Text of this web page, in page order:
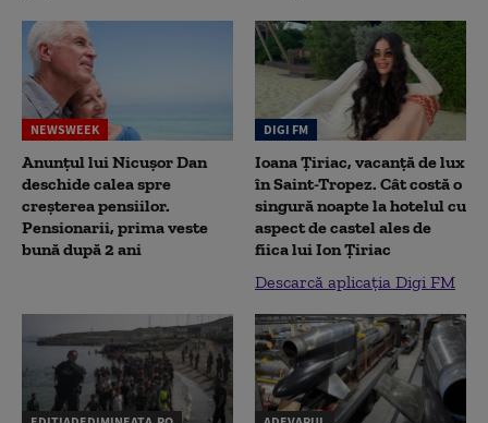
NEWSWEEK
Anunțul lui Nicușor Dan
deschide calea spre
creșterea pensiilor.
Pensionarii, prima veste
bună după 2 ani
DIGI FM
Ioana Țiriac, vacanță de lux
în Saint-Tropez. Cât costă o
singură noapte la hotelul cu
aspect de castel ales de
fiica lui Ion Țiriac
Descarcă aplicația Digi FM